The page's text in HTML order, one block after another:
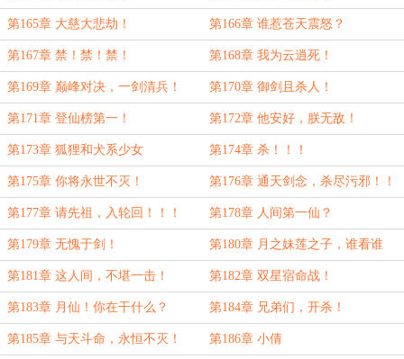
第165章 大慈大悲劫！ 第166章 谁惹苍天震怒？
第167章 禁！禁！禁！ 第168章 我为云逍死！
第169章 巅峰对决，一剑清兵！ 第170章 御剑且杀人！
第171章 登仙榜第一！ 第172章 他安好，朕无敌！
第173章 狐狸和犬系少女 第174章 杀！！！
第175章 你将永世不灭！ 第176章 通天剑念，杀尽污邪！！
第177章 请先祖，入轮回！！！ 第178章 人间第一仙？
第179章 无愧于剑！ 第180章 月之妹莲之子，谁看谁
死！
第181章 这人间，不堪一击！ 第182章 双星宿命战！
第183章 月仙！你在干什么？ 第184章 兄弟们，开杀！
第185章 与天斗命，永恒不灭！ 第186章 小倩